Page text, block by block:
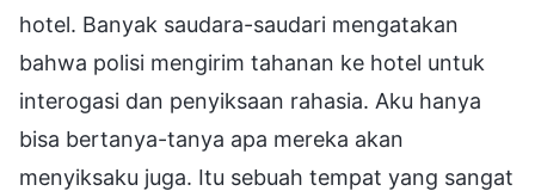
hotel. Banyak saudara-saudari mengatakan
bahwa polisi mengirim tahanan ke hotel untuk
interogasi dan penyiksaan rahasia. Aku hanya
bisa bertanya-tanya apa mereka akan
menyiksaku juga. Itu sebuah tempat yang sangat